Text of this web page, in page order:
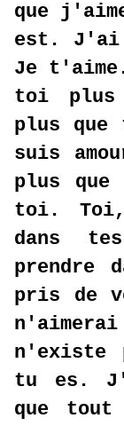
que
est. J'ai
Je
toi
plus
suis
plus
toi.
dans
prendre
pris de
n'existe
tu es.
que